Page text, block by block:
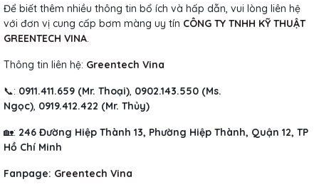
Để biết thêm nhiều thông tin bổ ích và hấp dẫn, vui lòng liên hệ
với đơn vị cung cấp bơm màng uy tín CÔNG TY TNHH KỸ THUẬT
GREENTECH VINA.
Thông tin liên hệ: Greentech Vina
📞: 0911.411.659 (Mr. Thoại), 0902.143.550 (Ms.
Ngọc), 0919.412.422 (Mr. Thủy)
🏡: 246 Đường Hiệp Thành 13, Phường Hiệp Thành, Quận 12, TP
Hồ Chí Minh
Fanpage: Greentech Vina